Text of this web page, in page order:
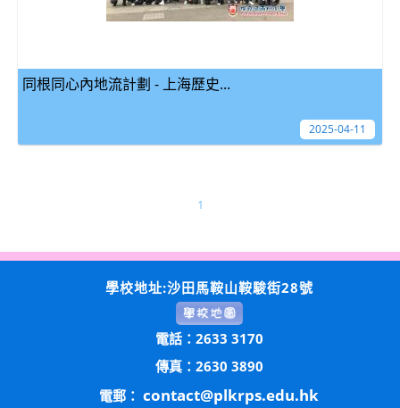
同根同心內地流計劃 - 上海歷史...
2025-04-11
1
學校地址:沙田馬鞍山鞍駿街28號
電話：2633 3170
傳真：2630 3890
電郵： contact@plkrps.edu.hk